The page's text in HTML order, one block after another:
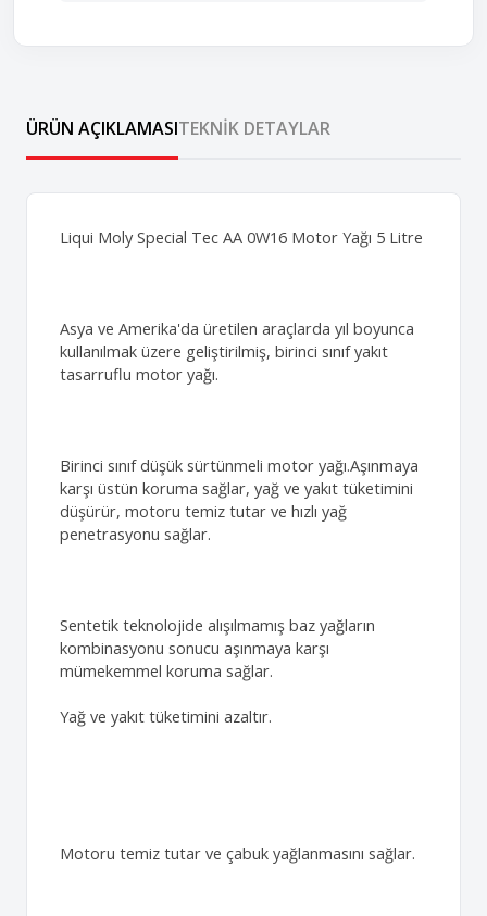
ÜRÜN AÇIKLAMASITEKNIK DETAYLAR
Liqui Moly Special Tec AA 0W16 Motor Yağı 5 Litre
Asya ve Amerika'da üretilen araçlarda yıl boyunca
kullanılmak üzere geliştirilmiş, birinci sınıf yakıt
tasarruflu motor yağı.
Birinci sınıf düşük sürtünmeli motor yağı.Aşınmaya
karşı üstün koruma sağlar, yağ ve yakıt tüketimini
düşürür, motoru temiz tutar ve hızlı yağ
penetrasyonu sağlar.
Sentetik teknolojide alışılmamış baz yağların
kombinasyonu sonucu aşınmaya karşı
mümekemmel koruma sağlar.
Yağ ve yakıt tüketimini azaltır.
Motoru temiz tutar ve çabuk yağlanmasını sağlar.